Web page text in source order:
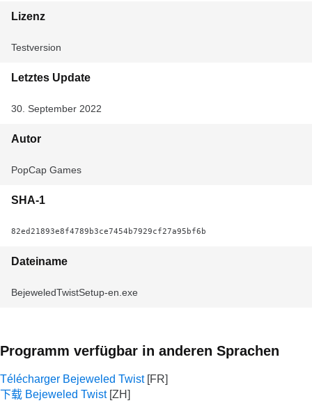
Lizenz
Testversion
Letztes Update
30. September 2022
Autor
PopCap Games
SHA-1
82ed21893e8f4789b3ce7454b7929cf27a95bf6b
Dateiname
BejeweledTwistSetup-en.exe
Programm verfügbar in anderen Sprachen
Télécharger Bejeweled Twist
下载 Bejeweled Twist